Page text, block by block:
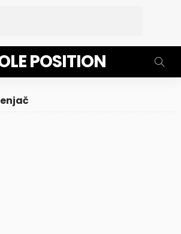
POSITION